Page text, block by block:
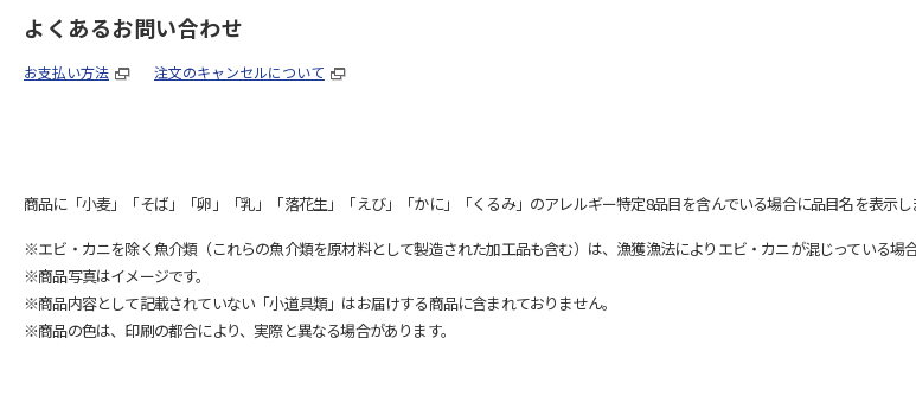
よくあるお問い合わせ
お支払い方法 注文のキャンセルについて
商品に「小麦」「そば」「卵」「乳」「落花生」「えび」「かに」「くるみ」のアレルギー特定8品目を含んでいる場合に品目名を表示し
※エビ・カニを除く魚介類（これらの魚介類を原材料として製造された加工品も含む）は、漁獲漁法によりエビ・カニが混じっている場
※商品写真はイメージです。
※商品内容として記載されていない「小道具類」はお届けする商品に含まれておりません。
※商品の色は、印刷の都合により、実際と異なる場合があります。